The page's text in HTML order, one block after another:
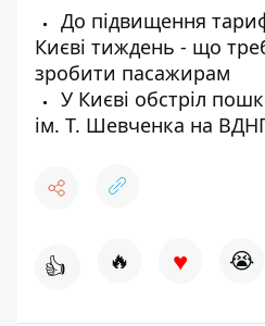
До підвищення
Києві тиждень - що
зробити пасажирам
У Києві обстріл
ім. Т. Шевченка на
👍 🔥 ♥ 😭